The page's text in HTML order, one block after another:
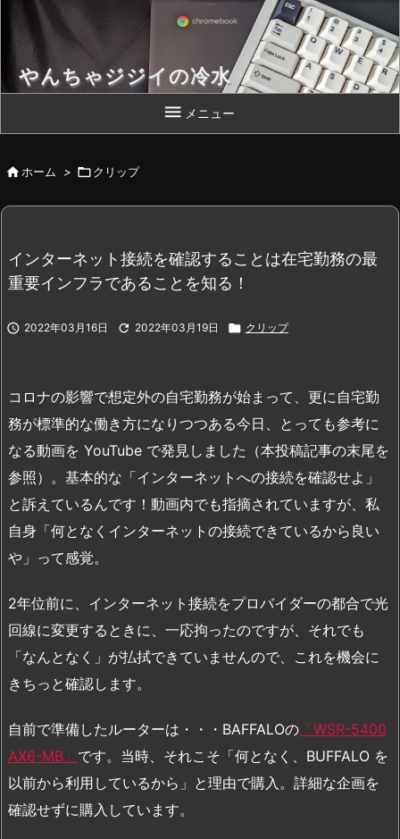
やんちゃジジイの冷水
Chromebook 片手によいしょっと！
 メニュー
ホーム > クリップ
インターネット接続を確認することは在宅勤務の最
重要インフラであることを知る！
 2022年03月16日  2022年03月19日  クリップ
コロナの影響で想定外の自宅勤務が始まって、更に自宅勤
務が標準的な働き方になりつつある今日、とっても参考に
なる動画を YouTube で発見しました（本投稿記事の末尾を
参照）。基本的な「インターネットへの接続を確認せよ」
と訴えているんです！動画内でも指摘されていますが、私
自身「何となくインターネットの接続できているから良い
や」って感覚。
2年位前に、インターネット接続をプロバイダーの都合で光
回線に変更するときに、一応拘ったのですが、それでも
「なんとなく」が払拭できていませんので、これを機会に
きちっと確認します。
自前で準備したルーターは・・・BAFFALOの 「WSR-5400
AX6-MB」 です。当時、それこそ「何となく、BUFFALO を
以前から利用しているから」と理由で購入。詳細な企画を
確認せずに購入しています。